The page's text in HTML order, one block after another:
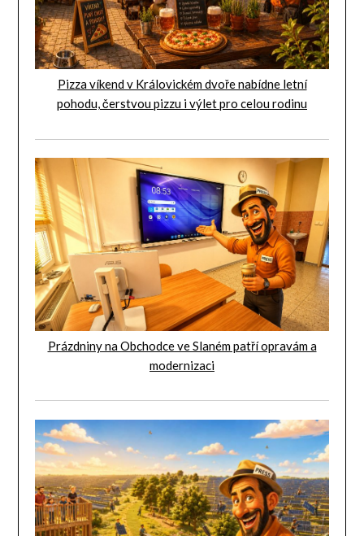
Pizza víkend v Královickém dvoře nabídne letní
pohodu, čerstvou pizzu i výlet pro celou rodinu
Prázdniny na Obchodce ve Slaném patří opravám a
modernizaci